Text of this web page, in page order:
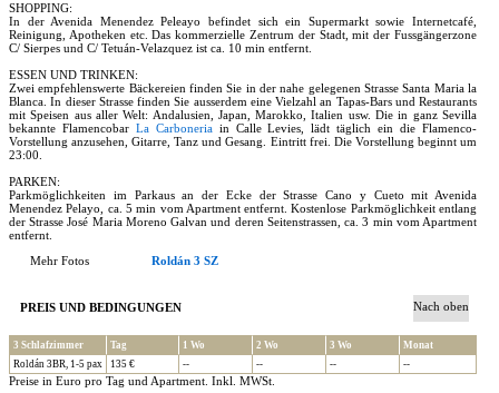
SHOPPING:
In der Avenida Menendez Peleayo befindet sich ein Supermarkt sowie Internetcafé,
Reinigung, Apotheken etc. Das kommerzielle Zentrum der Stadt, mit der Fussgängerzone
C/ Sierpes und C/ Tetuán-Velazquez ist ca. 10 min entfernt.
ESSEN UND TRINKEN:
Zwei empfehlenswerte Bäckereien finden Sie in der nahe gelegenen Strasse Santa Maria la
Blanca. In dieser Strasse finden Sie ausserdem eine Vielzahl an Tapas-Bars und Restaurants
mit Speisen aus aller Welt: Andalusien, Japan, Marokko, Italien usw. Die in ganz Sevilla
bekannte Flamencobar La Carboneriain Calle Levies, lädt täglich ein die Flamenco-
Vorstellung anzusehen, Gitarre, Tanz und Gesang. Eintritt frei. Die Vorstellung beginnt um
23:00.
PARKEN:
Parkmöglichkeiten im Parkaus an der Ecke der Strasse Cano y Cueto mit Avenida
Menendez Pelayo, ca. 5 min vom Apartment entfernt. Kostenlose Parkmöglichkeit entlang
der Strasse José Maria Moreno Galvan und deren Seitenstrassen, ca. 3 min vom Apartment
entfernt.
Mehr Fotos Roldán 3 SZ
Nach oben
PREIS UND BEDINGUNGEN
3 Schlafzimmer Tag 1 Wo 2 Wo 3 Wo
Monat
Roldán 3BR, 1-5 pax
135 € -- -- -- --
Preise in Euro pro Tag und Apartment. Inkl. MWSt.